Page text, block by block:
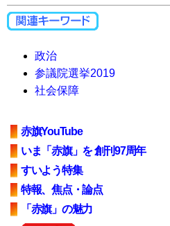
政治
参議院選挙2019
社会保障
赤旗YouTube
いま「赤旗」を 創刊97周年
すいよう特集
特報、焦点・論点
「赤旗」の魅力